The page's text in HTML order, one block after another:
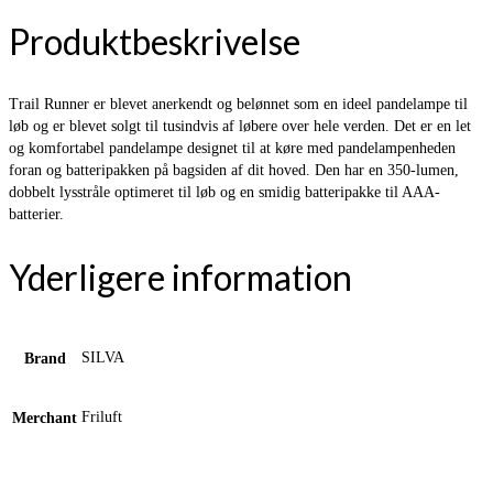
Produktbeskrivelse
Trail Runner er blevet anerkendt og belønnet som en ideel pandelampe til
løb og er blevet solgt til tusindvis af løbere over hele verden. Det er en let
og komfortabel pandelampe designet til at køre med pandelampenheden
foran og batteripakken på bagsiden af dit hoved. Den har en 350-lumen,
dobbelt lysstråle optimeret til løb og en smidig batteripakke til AAA-
batterier.
Yderligere information
Brand SILVA
Merchant Friluft